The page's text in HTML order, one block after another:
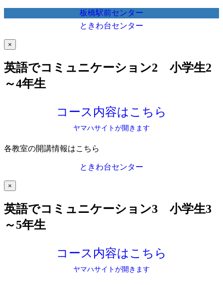
板橋駅前センター
ときわ台センター
×
英語でコミュニケーション2 小学生2
～4年生
コース内容はこちら
ヤマハサイトが開きます
各教室の開講情報はこちら
ときわ台センター
×
英語でコミュニケーション3 小学生3
～5年生
コース内容はこちら
ヤマハサイトが開きます